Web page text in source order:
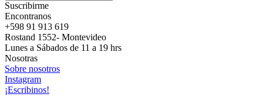
Suscribirme
Encontranos
+598 91 913 619
Rostand 1552- Montevideo
Lunes a Sábados de 11 a 19 hrs
Nosotras
Sobre nosotros
Instagram
¡Escribinos!